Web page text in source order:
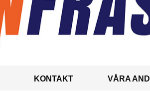
KONTAKT VÅRA